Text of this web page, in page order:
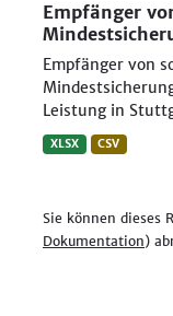
Empfänger
Empfänger von
Leistung in
XLSX CSV
Sie können dieses
Dokumentation)